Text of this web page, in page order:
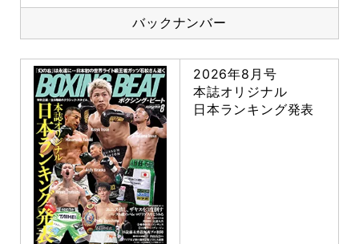
バックナンバー
2026年8月号
本誌オリジナル
日本ランキング発表